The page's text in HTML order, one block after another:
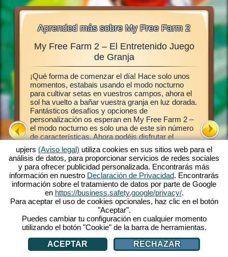
Aprended más sobre My Free Farm 2
en
Free
en el
My Free Farm 2 – El Entretenido Juego
de Granja
¡Qué forma de comenzar el día! Hace solo unos
momentos, estabais usando el modo nocturno
para cultivar setas en vuestros campos, ahora el
sol ha vuelto a bañar vuestra granja en luz dorada.
Fantásticos desafíos y opciones de
personalización os esperan en My Free Farm 2 –
el modo nocturno es solo una de este sin número
de características. Ahora podéis disfrutar el
exitoso juego My Free Farm 2 en vuestro
ordenador. La versión de navegador del juego os
provee la misma extraordinaria diversión de granja
que ya conocéis y amáis. Cuidad animales,
cultivad vuestros campo, cosechad y produce
ricos bienes para vuestros clientes. ¡Registraros
gratis ahora y comienza!
Este
juego
frescos
cuando
granja,
plantas
¡Vamos!
upjers (Aviso legal) utiliza cookies en sus sitios web para el
análisis de datos, para proporcionar servicios de redes sociales
y para ofrecer publicidad personalizada. Encontrarás más
información en nuestro Declaración de Privacidad. Encontrarás
información sobre el tratamiento de datos por parte de Google
en https://business.safety.google/privacy/.
Para aceptar el uso de cookies opcionales, haz clic en el botón
"Aceptar".
Puedes cambiar tu configuración en cualquier momento
utilizando el botón "Cookie" de la barra de herramientas.
ACEPTAR
RECHAZAR